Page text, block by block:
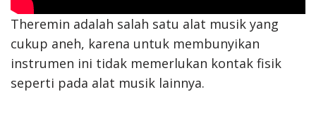
Theremin adalah salah satu alat musik yang
cukup aneh, karena untuk membunyikan
instrumen ini tidak memerlukan kontak fisik
seperti pada alat musik lainnya.